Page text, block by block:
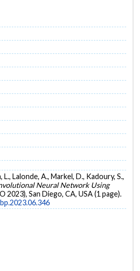
Lalonde, A., Markel, D., Kadoury, S.,
Neural Network Using
San Diego, CA, USA (1 page).